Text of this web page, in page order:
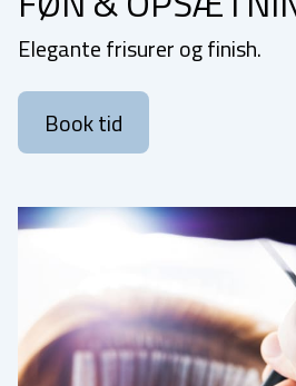
Elegante frisurer og finish.
Book tid